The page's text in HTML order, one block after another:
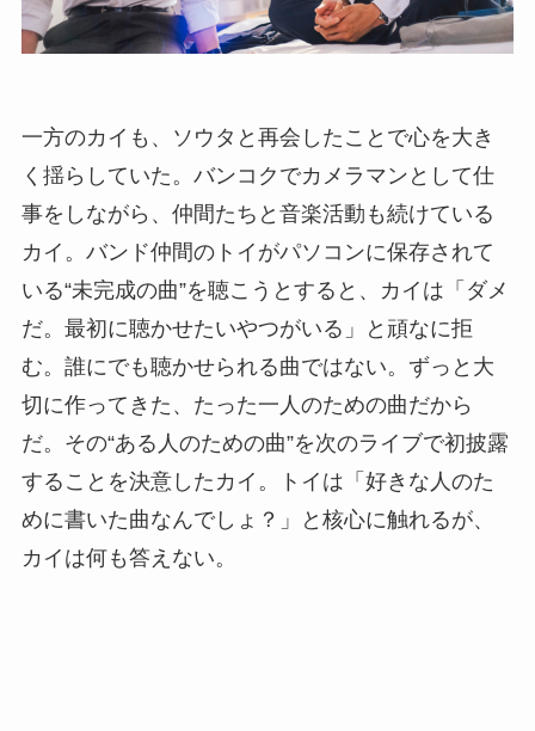
一方のカイも、ソウタと再会したことで心を大き
く揺らしていた。バンコクでカメラマンとして仕
事をしながら、仲間たちと音楽活動も続けている
カイ。バンド仲間のトイがパソコンに保存されて
いる“未完成の曲”を聴こうとすると、カイは「ダメ
だ。最初に聴かせたいやつがいる」と頑なに拒
む。誰にでも聴かせられる曲ではない。ずっと大
切に作ってきた、たった一人のための曲だから
だ。その“ある人のための曲”を次のライブで初披露
することを決意したカイ。トイは「好きな人のた
めに書いた曲なんでしょ？」と核心に触れるが、
カイは何も答えない。